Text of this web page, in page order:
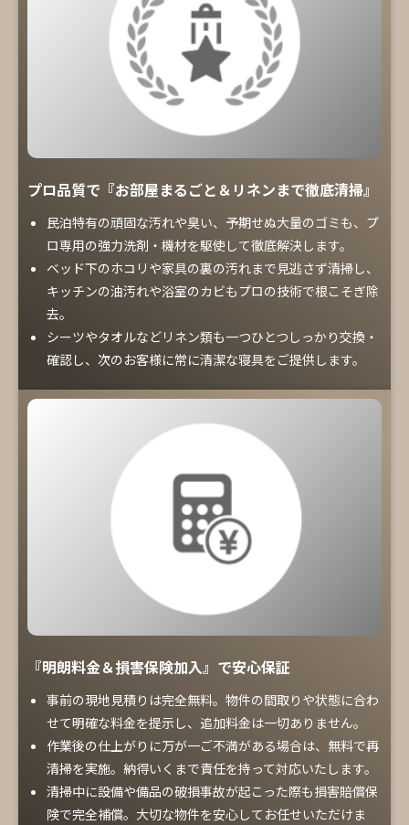
プロ品質で『お部屋まるごと＆リネンまで徹底清掃』
民泊特有の頑固な汚れや臭い、予期せぬ大量のゴミも、プ
ロ専用の強力洗剤・機材を駆使して徹底解決します。
ベッド下のホコリや家具の裏の汚れまで見逃さず清掃し、
キッチンの油汚れや浴室のカビもプロの技術で根こそぎ除
去。
シーツやタオルなどリネン類も一つひとつしっかり交換・
確認し、次のお客様に常に清潔な寝具をご提供します。
『明朗料金＆損害保険加入』で安心保証
事前の現地見積りは完全無料。物件の間取りや状態に合わ
せて明確な料金を提示し、追加料金は一切ありません。
作業後の仕上がりに万が一ご不満がある場合は、無料で再
清掃を実施。納得いくまで責任を持って対応いたします。
清掃中に設備や備品の破損事故が起こった際も損害賠償保
険で完全補償。大切な物件を安心してお任せいただけま